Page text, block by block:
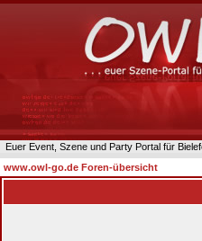
Euer Event, Szene und Party Portal für
www.owl-go.de Foren-übersicht